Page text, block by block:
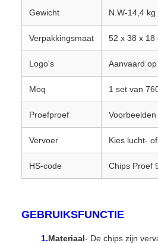
Gewicht N.W-14,4
Verpakkingsmaat 52 x 38 x 18
Logo's Aanvaard
Moq 1 set van
Proefproef
Vervoer Kies lucht-
HS-code Chips Proef
GEBRUIKSFUNCTIE
Materiaal- De chips zijn